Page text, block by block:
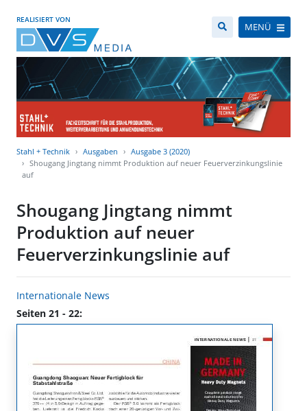
REALISIERT VON
MENÜ
Stahl + Technik Ausgaben
Ausgabe 3 (2020)
Shougang Jingtang nimmt Produktion auf neuer Feuerverzinkungslinie
auf
Shougang Jingtang nimmt
Produktion auf neuer
Feuerverzinkungslinie auf
Internationale News
Seiten 21 - 22: